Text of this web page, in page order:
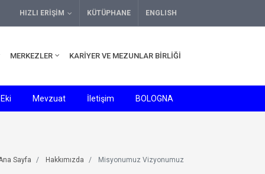
HIZLI ERIŞIM KÜTÜPHANE ENGLISH
MERKEZLER KARIYER VE MEZUNLAR BIRLIĞI
Mevzuat İletişim BOLOGNA
Sayfa Hakkımızda Misyonumuz Vizyonumuz